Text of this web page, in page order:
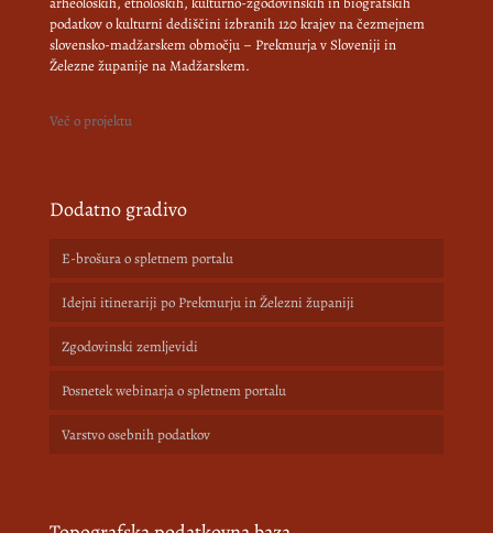
podatkov o kulturni dediščini izbranih 120 krajev na čezmejnem
slovensko-madžarskem območju – Prekmurja v Sloveniji in
Železne županije na Madžarskem.
Več o projektu
Dodatno gradivo
E-brošura o spletnem portalu
Idejni itinerariji po Prekmurju in Železni županiji
Zgodovinski zemljevidi
Posnetek webinarja o spletnem portalu
Varstvo osebnih podatkov